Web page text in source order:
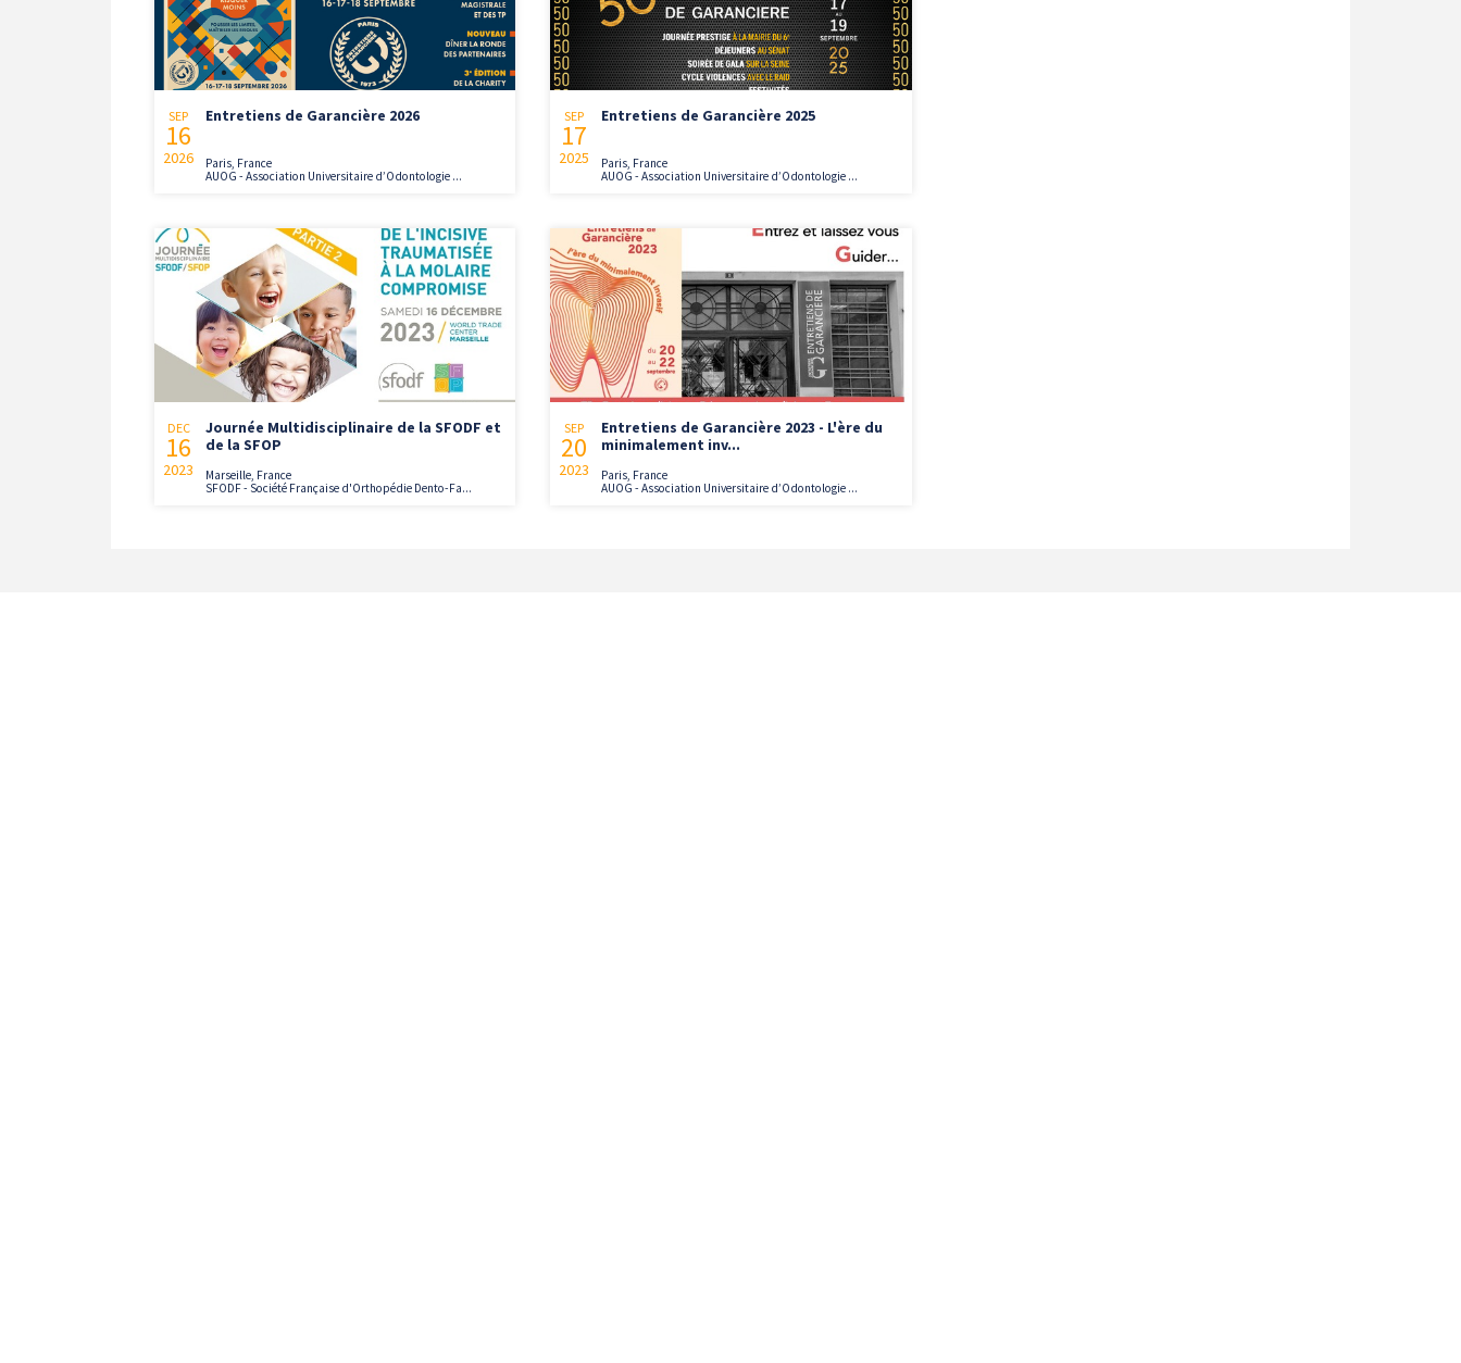
SEP
16
2026
Entretiens de Garancière 2026
Paris, France
AUOG - Association Universitaire d’Odontologie ...
SEP
17
2025
Entretiens de Garancière 2025
Paris, France
AUOG - Association Universitaire d’Odontologie ...
DEC
16
2023
Journée Multidisciplinaire de la SFODF et
de la SFOP
Marseille, France
SFODF - Société Française d'Orthopédie Dento-Fa...
SEP
20
2023
Entretiens de Garancière 2023 - L'ère du
minimalement inv...
Paris, France
AUOG - Association Universitaire d’Odontologie ...